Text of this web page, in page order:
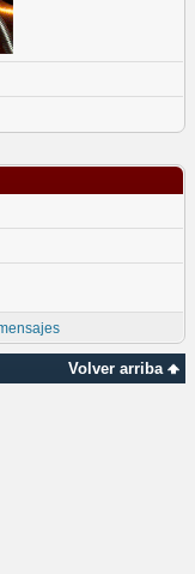
Volver arriba